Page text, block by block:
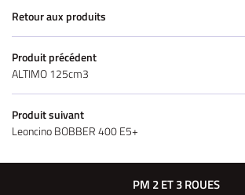
Retour aux produits
Produit précédent
ALTIMO 125cm3
Produit suivant
Leoncino BOBBER 400 E5+
PM 2 ET 3 ROUES